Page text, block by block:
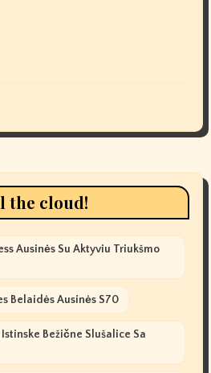
the cloud!
Ausinės Su Aktyviu Triukšmo
Belaidės Ausinės S70
Bežične Slušalice Sa